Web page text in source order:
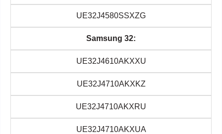
UE32J4580SSXZG
Samsung 32:
UE32J4610AKXXU
UE32J4710AKXKZ
UE32J4710AKXRU
UE32J4710AKXUA